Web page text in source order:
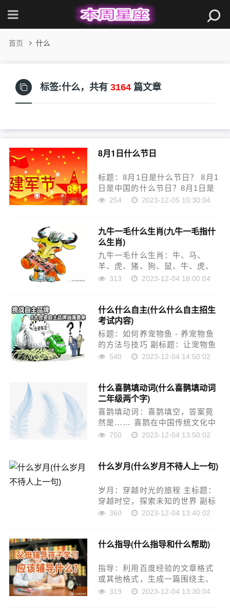
首页 什么
标签:什么， 共有 3164 篇文章
8月1日什么节日
标题：8月1日是什么节日？ 8月1
日是中国的什么节日？8月1日是
中国的建军节。建军节，又称中
日。8月1日，我们举行盛大的庆
祝活动，表……
254 2023-12-05 10:30:04
九牛一毛什么生肖(九牛一毛指什
么生肖)
九牛一毛什么生肖：牛、马、
羊、虎、猪、狗、鼠、牛、虎、
兔 九牛一毛什么生肖：牛、马、
在十二生肖中，牛、马、羊、
虎、猪、狗、鼠、牛、……
313 2023-12-04 18:00:04
什么什么自主(什么什么自主招生
考试内容)
标题：如何养宠物鱼 - 养宠物鱼
的方法与技巧 副标题：让宠物鱼
健康快乐地成长 一、养宠物鱼的
等设备。 2. 鱼缸清洁：定期清
洁……
540 2023-12-04 14:50:02
什么喜鹊填动词(什么喜鹊填动词
二年级两个字)
喜鹊填动词：喜鹊填空，答案竟
然是…… 喜鹊在中国传统文化中
有着吉祥、和谐的象征，因此，
家介绍一种有趣的动词填空游戏
750 2023-12-04 13:50:02
什么岁月(什么岁月不待人上一句)
岁月：穿越时光的旅程 主标题：
穿越时空，探索未知的世界 副标
题：一场探索时间与空间之旅 在
而，在另一个层面上，时间似乎
360 2023-12-04 13:40:02
什么指导(什么指导和什么帮助)
指导：利用百度经验的文章格式
或其他格式，生成一篇围绕主、
副标题的文章。每个段落必须用
319 2023-12-04 13:30:04